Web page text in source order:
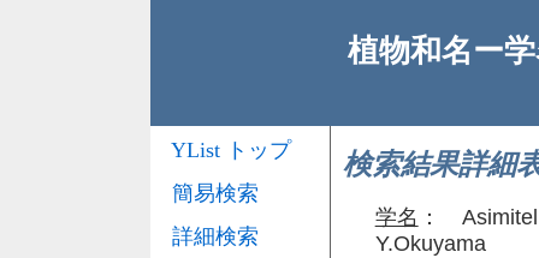
植物和名ー
検索結果詳細
学名 ：
Y.Okuyama
YList トップ
簡易検索
詳細検索